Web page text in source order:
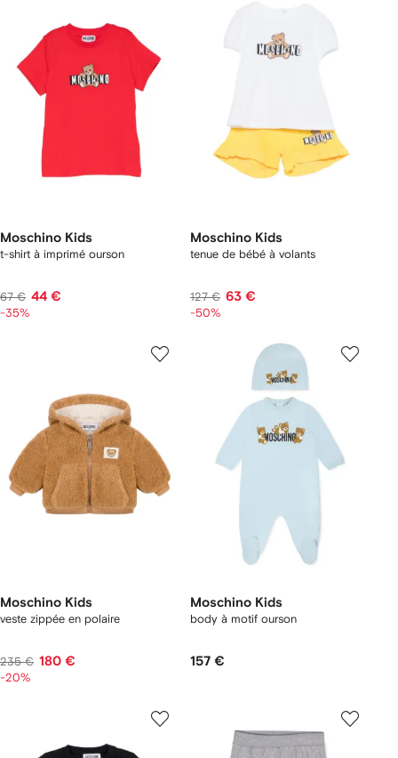
Moschino Kids
t-shirt à imprimé ourson
67 € 44 €
-35%
Moschino Kids
tenue de bébé à volants
127 € 63 €
-50%
Moschino Kids
veste zippée en polaire
235 € 180 €
-20%
Moschino Kids
body à motif ourson
157 €